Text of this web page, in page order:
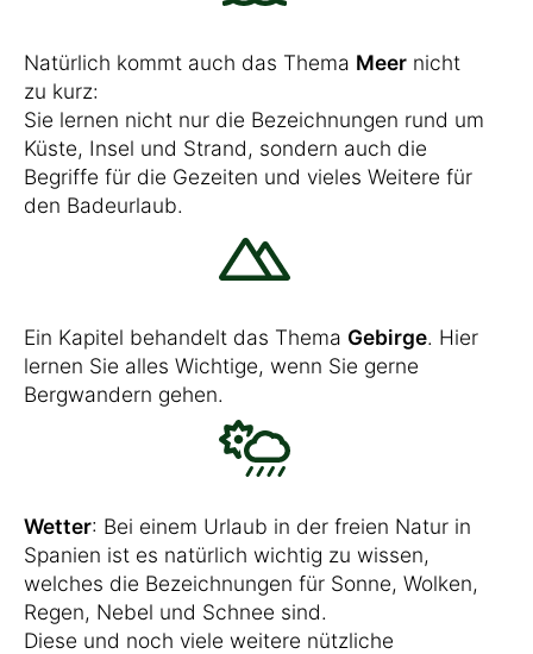
Natürlich kommt auch das Thema Meer nicht
zu kurz:
Sie lernen nicht nur die Bezeichnungen rund um
Küste, Insel und Strand, sondern auch die
Begriffe für die Gezeiten und vieles Weitere für
den Badeurlaub.
Ein Kapitel behandelt das Thema Gebirge. Hier
lernen Sie alles Wichtige, wenn Sie gerne
Bergwandern gehen.
Wetter: Bei einem Urlaub in der freien Natur in
Spanien ist es natürlich wichtig zu wissen,
welches die Bezeichnungen für Sonne, Wolken,
Regen, Nebel und Schnee sind.
Diese und noch viele weitere nützliche